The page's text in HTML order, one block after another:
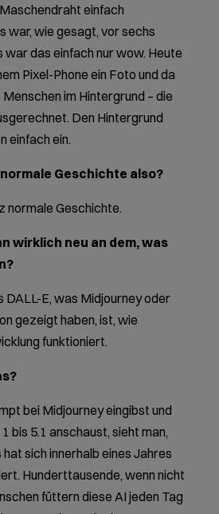
einfach
war, wie gesagt, vor sechs
war das einfach nur wow. Heute
Pixel-Phone ein Foto und da
im Hintergrund – die
Den Hintergrund
einfach ein.
Geschichte also?
normale Geschichte.
wirklich neu an dem, was
DALL-E, was Midjourney oder
gezeigt haben, ist, wie
funktioniert.
bei Midjourney eingibst und
bis 5.1 anschaust, sieht man,
sich innerhalb eines Jahres
Hunderttausende, wenn nicht
füttern diese AI jeden Tag